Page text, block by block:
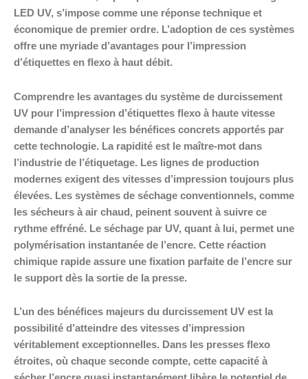
LED UV, s’impose comme une réponse technique et
économique de premier ordre. L’adoption de ces systèmes
offre une myriade d’avantages pour l’impression
d’étiquettes en flexo à haut débit.
Comprendre les avantages du système de durcissement
UV pour l’impression d’étiquettes flexo à haute vitesse
demande d’analyser les bénéfices concrets apportés par
cette technologie. La rapidité est le maître-mot dans
l’industrie de l’étiquetage. Les lignes de production
modernes exigent des vitesses d’impression toujours plus
élevées. Les systèmes de séchage conventionnels, comme
les sécheurs à air chaud, peinent souvent à suivre ce
rythme effréné. Le séchage par UV, quant à lui, permet une
polymérisation instantanée de l’encre. Cette réaction
chimique rapide assure une fixation parfaite de l’encre sur
le support dès la sortie de la presse.
L’un des bénéfices majeurs du durcissement UV est la
possibilité d’atteindre des vitesses d’impression
véritablement exceptionnelles. Dans les presses flexo
étroites, où chaque seconde compte, cette capacité à